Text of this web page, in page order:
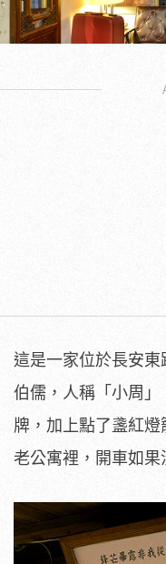
這是一家位於長安東
伯儒，人稱「小周
牌，加上點了盞紅
老公寓裡，開車如果